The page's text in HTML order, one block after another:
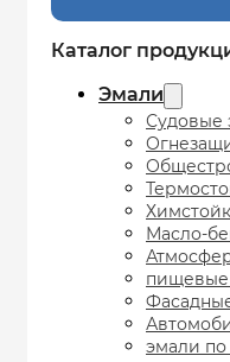
Каталог
Эмали
Судовые
Масло-
пищевые
эмали по